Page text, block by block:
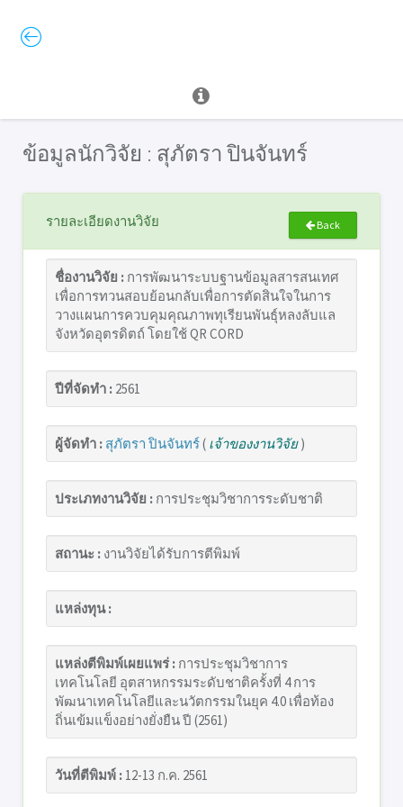
ข้อมูลนักวิจัย : สุภัตรา ปินจันทร์
รายละเอียดงานวิจัย Back
ชื่องานวิจัย : การพัฒนาระบบฐานข้อมูลสารสนเทศ
เพื่อการทวนสอบย้อนกลับเพื่อการตัดสินใจในการ
วางแผนการควบคุมคุณภาพทุเรียนพันธุ์หลงลับแล
จังหวัดอุตรดิตถ์ โดยใช้ QR CORD
ปีที่จัดทำ : 2561
ผู้จัดทำ : สุภัตรา ปินจันทร์( เจ้าของงานวิจัย)
ประเภทงานวิจัย : การประชุมวิชาการระดับชาติ
สถานะ : งานวิจัยได้รับการตีพิมพ์
แหล่งทุน :
แหล่งตีพิมพ์เผยแพร่ : การประชุมวิชาการ
เทคโนโลยี อุตสาหกรรมระดับชาติครั้งที่ 4 การ
พัฒนาเทคโนโลยีและนวัตกรรมในยุค 4.0 เพื่อท้อง
ถิ่นเข้มแข็งอย่างยั่งยืน ปี (2561)
วันที่ตีพิมพ์ : 12-13 ก.ค. 2561